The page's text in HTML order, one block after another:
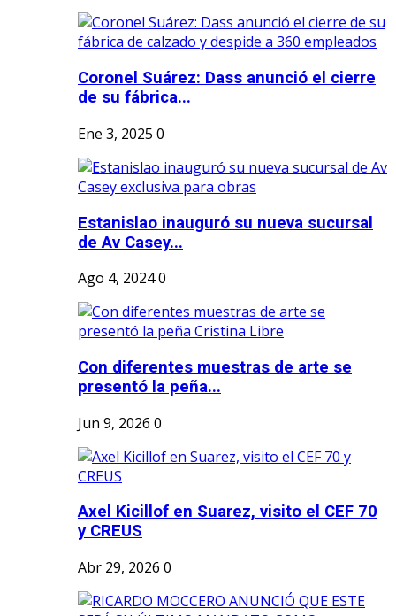
Coronel Suárez: Dass anunció el cierre
de su fábrica...
Ene 3, 2025 0
Estanislao inauguró su nueva sucursal
de Av Casey...
Ago 4, 20240
Con diferentes muestras de arte se
presentó la peña...
Jun 9, 2026 0
Axel Kicillof en Suarez, visito el CEF 70
y CREUS
Abr 29, 2026 0